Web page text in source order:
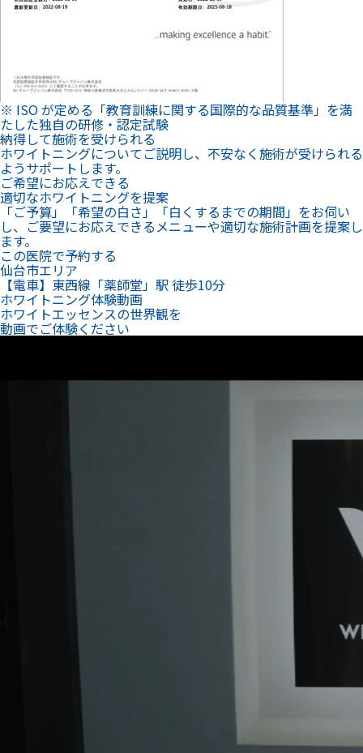
※ ISO が定める「教育訓練に関する国際的な品質基準」を満
たした独自の研修・認定試験
納得して施術を受けられる
ホワイトニングについてご説明し、不安なく施術が受けられる
ようサポートします。
ご希望にお応えできる
適切なホワイトニングを提案
「ご予算」「希望の白さ」「白くするまでの期間」をお伺い
し、ご要望にお応えできるメニューや適切な施術計画を提案し
ます。
この医院で予約する
仙台市エリア
【電車】東西線「薬師堂」駅 徒歩10分
ホワイトニング体験動画
ホワイトエッセンスの世界観を
動画でご体験ください